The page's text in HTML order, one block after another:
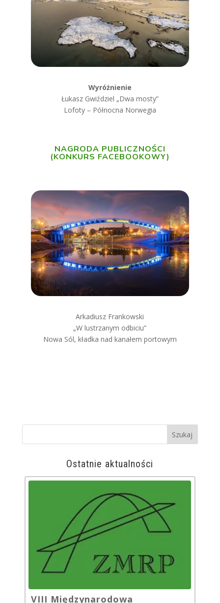
Wyróżnienie
Łukasz Gwiździel „Dwa mosty”
Lofoty – Północna Norwegia
NAGRODA PUBLICZNOŚCI
(KONKURS FACEBOOKOWY)
Arkadiusz Frankowski
„W lustrzanym odbiciu”
Nowa Sól, kładka nad kanałem portowym
Ostatnie aktualności
VIII Międzynarodowa